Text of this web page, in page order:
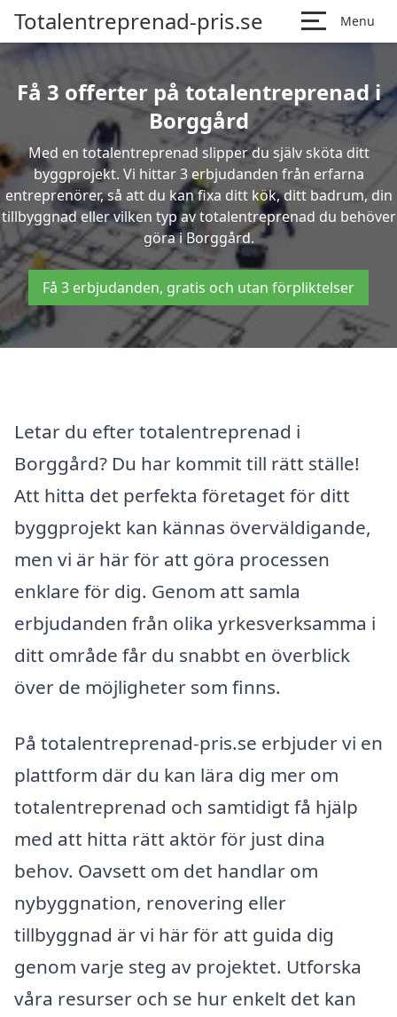
Totalentreprenad-pris.se Menu
Få 3 offerter på totalentreprenad i
Borggård
Med en totalentreprenad slipper du själv sköta ditt
byggprojekt. Vi hittar 3 erbjudanden från erfarna
entreprenörer, så att du kan fixa ditt kök, ditt badrum, din
tillbyggnad eller vilken typ av totalentreprenad du behöver
göra i Borggård.
Få 3 erbjudanden, gratis och utan förpliktelser
Letar du efter totalentreprenad i
Borggård? Du har kommit till rätt ställe!
Att hitta det perfekta företaget för ditt
byggprojekt kan kännas överväldigande,
men vi är här för att göra processen
enklare för dig. Genom att samla
erbjudanden från olika yrkesverksamma i
ditt område får du snabbt en överblick
över de möjligheter som finns.
På totalentreprenad-pris.se erbjuder vi en
plattform där du kan lära dig mer om
totalentreprenad och samtidigt få hjälp
med att hitta rätt aktör för just dina
behov. Oavsett om det handlar om
nybyggnation, renovering eller
tillbyggnad är vi här för att guida dig
genom varje steg av projektet. Utforska
våra resurser och se hur enkelt det kan